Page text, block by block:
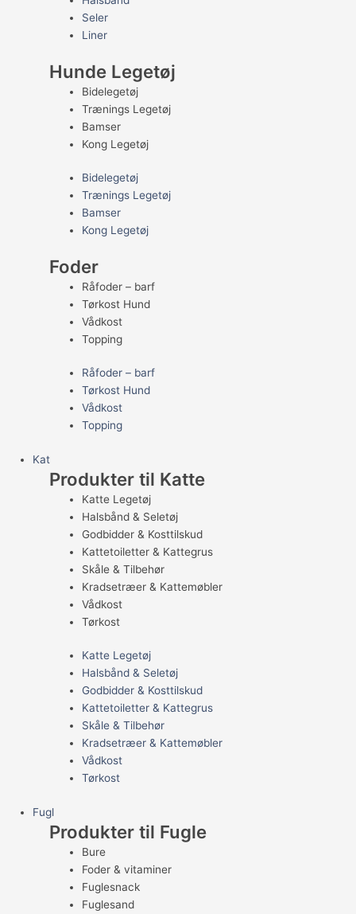
Seler
Liner
Hunde Legetøj
Bidelegetøj
Trænings Legetøj
Bamser
Kong Legetøj
Bidelegetøj
Trænings Legetøj
Bamser
Kong Legetøj
Foder
Råfoder – barf
Tørkost Hund
Vådkost
Topping
Råfoder – barf
Tørkost Hund
Vådkost
Topping
Kat
Produkter til Katte
Katte Legetøj
Halsbånd & Seletøj
Godbidder & Kosttilskud
Kattetoiletter & Kattegrus
Skåle & Tilbehør
Kradsetræer & Kattemøbler
Vådkost
Tørkost
Katte Legetøj
Halsbånd & Seletøj
Godbidder & Kosttilskud
Kattetoiletter & Kattegrus
Skåle & Tilbehør
Kradsetræer & Kattemøbler
Vådkost
Tørkost
Fugl
Produkter til Fugle
Bure
Foder & vitaminer
Fuglesnack
Fuglesand